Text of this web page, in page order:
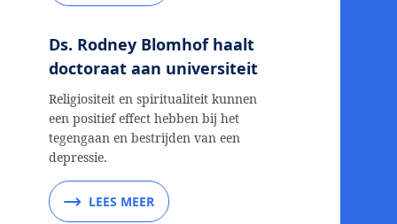
Ds. Rodney Blomhof haalt
doctoraat aan universiteit
Religiositeit en spiritualiteit kunnen
een positief effect hebben bij het
tegengaan en bestrijden van een
depressie.
LEES MEER